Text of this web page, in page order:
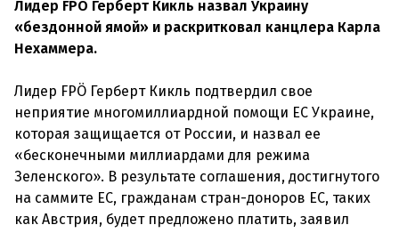
Лидер FPÖ Герберт Кикль назвал Украину
«бездонной ямой» и раскритковал канцлера Карла
Нехаммера.
Лидер FPÖ Герберт Кикль подтвердил свое
неприятие многомиллиардной помощи ЕС Украине,
которая защищается от России, и назвал ее
«бесконечными миллиардами для режима
Зеленского». В результате соглашения, достигнутого
на саммите ЕС, гражданам стран-доноров ЕС, таких
как Австрия, будет предложено платить, заявил